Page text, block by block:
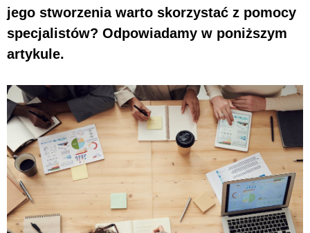
jego stworzenia warto skorzystać z pomocy
specjalistów? Odpowiadamy w poniższym
artykule.